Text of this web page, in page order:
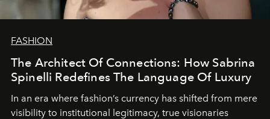
FASHION
The Architect Of Connections: How Sabrina
Spinelli Redefines The Language Of Luxury
In an era where fashion’s currency has shifted from mere
visibility to institutional legitimacy, true visionaries